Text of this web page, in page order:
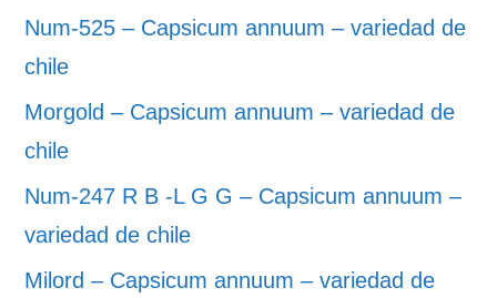
Num-525 – Capsicum annuum – variedad de
chile
Morgold – Capsicum annuum – variedad de
chile
Num-247 R B -L G G – Capsicum annuum –
variedad de chile
Milord – Capsicum annuum – variedad de